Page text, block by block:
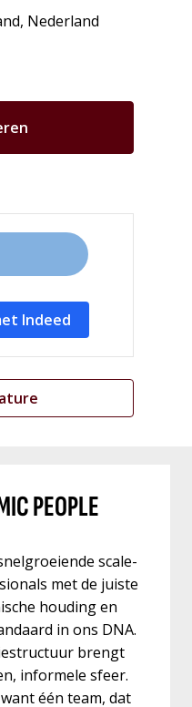
, Nederland
Indeed
PEOPLE
scale-
met de juiste
houding en
in ons DNA.
brengt
informele sfeer.
één team, dat